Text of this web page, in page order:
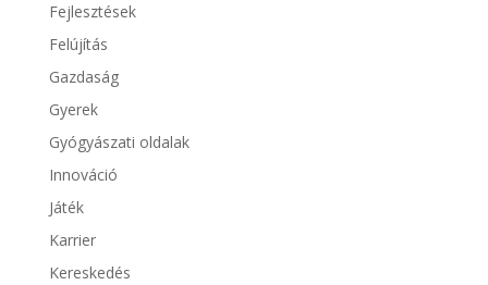
Fejlesztések
Felújítás
Gazdaság
Gyerek
Gyógyászati oldalak
Innováció
Játék
Karrier
Kereskedés